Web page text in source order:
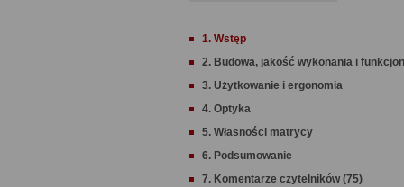
1. Wstęp
2. Budowa, jakość wykonania i
3. Użytkowanie i ergonomia
4. Optyka
5. Własności matrycy
6. Podsumowanie
7. Komentarze czytelników (75)